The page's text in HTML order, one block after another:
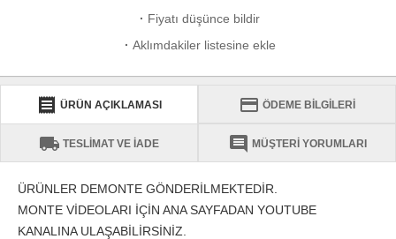
· Fiyatı düşünce bildir
· Aklımdakiler listesine ekle
receipt ÜRÜN AÇIKLAMASI credit_card ÖDEME BİLGİLERİ
local_shipping TESLİMAT VE İADE comment MÜŞTERİ YORUMLARI
ÜRÜNLER DEMONTE GÖNDERİLMEKTEDİR.
MONTE VİDEOLARI İÇİN ANA SAYFADAN YOUTUBE
KANALINA ULAŞABİLİRSİNİZ.